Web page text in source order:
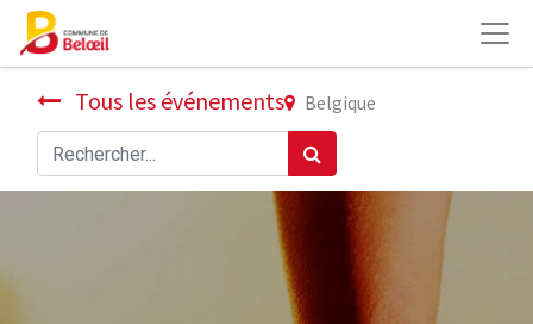
Tous les événements Belgique